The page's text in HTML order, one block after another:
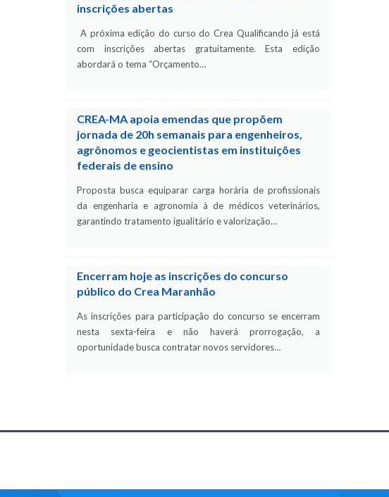
inscrições abertas
A próxima edição do curso do Crea Qualificando já está
com inscrições abertas gratuitamente. Esta edição
abordará o tema “Orçamento…
CREA-MA apoia emendas que propõem
jornada de 20h semanais para engenheiros,
agrônomos e geocientistas em instituições
federais de ensino
Proposta busca equiparar carga horária de profissionais
da engenharia e agronomia à de médicos veterinários,
garantindo tratamento igualitário e valorização…
Encerram hoje as inscrições do concurso
público do Crea Maranhão
As inscrições para participação do concurso se encerram
nesta sexta-feira e não haverá prorrogação, a
oportunidade busca contratar novos servidores…